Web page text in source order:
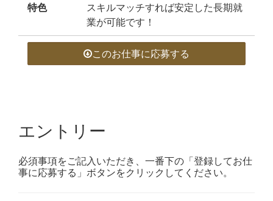
特色
スキルマッチすれば安定した長期就
業が可能です！
このお仕事に応募する
エントリー
必須事項をご記入いただき、一番下の「登録してお仕
事に応募する」ボタンをクリックしてください。